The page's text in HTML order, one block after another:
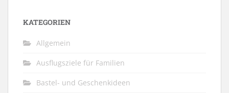
KATEGORIEN
Allgemein
Ausflugsziele für Familien
Bastel- und Geschenkideen